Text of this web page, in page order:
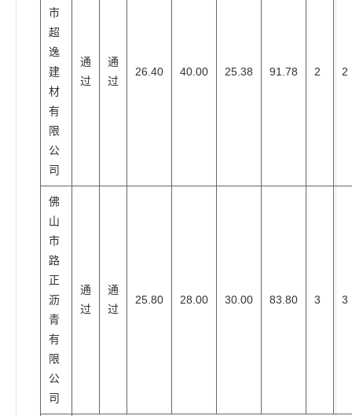
市
超
逸
建
材
有
限
公
司
通
过
通
过
26.40 40.00 25.38 91.78 2 2
佛
山
市
路
正
沥
青
有
限
公
司
通
过
通
过
25.80 28.00 30.00 83.80 3 3